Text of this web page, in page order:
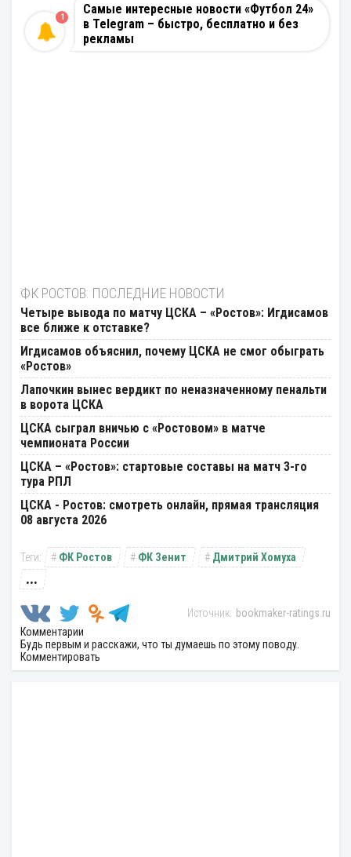
Самые интересные новости «Футбол 24»
в Telegram – быстро, бесплатно и без
рекламы
1
ФК РОСТОВ: ПОСЛЕДНИЕ НОВОСТИ
Четыре вывода по матчу ЦСКА – «Ростов»: Игдисамов
все ближе к отставке?
Игдисамов объяснил, почему ЦСКА не смог обыграть
«Ростов»
Лапочкин вынес вердикт по неназначенному пенальти
в ворота ЦСКА
ЦСКА сыграл вничью с «Ростовом» в матче
чемпионата России
ЦСКА – «Ростов»: стартовые составы на матч 3-го
тура РПЛ
ЦСКА - Ростов: смотреть онлайн, прямая трансляция
08 августа 2026
ФК Ростов ФК Зенит Дмитрий Хомуха
...
bookmaker-ratings.ru
Комментарии
Будь первым и расскажи, что ты думаешь по этому поводу.
Комментировать